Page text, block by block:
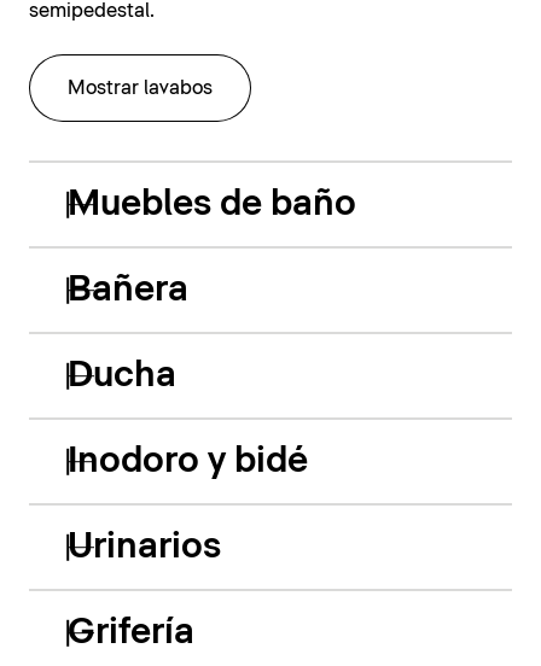
semipedestal.
Mostrar lavabos
Muebles de baño
Bañera
Ducha
Inodoro y bidé
Urinarios
Grifería